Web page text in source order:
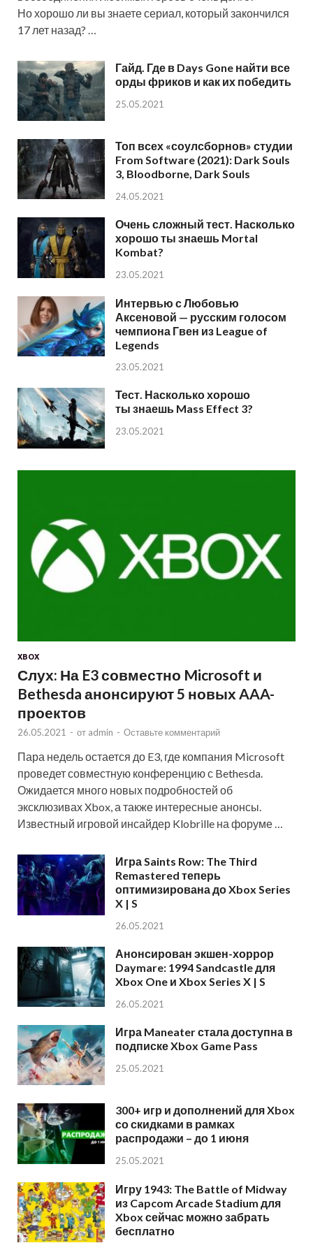
Но хорошо ли вы знаете сериал, который закончился
17 лет назад? …
Гайд. Где в Days Gone найти все
орды фриков и как их победить
25.05.2021
Топ всех «соулсборнов» студии
From Software (2021): Dark Souls
3, Bloodborne, Dark Souls
24.05.2021
Очень сложный тест. Насколько
хорошо ты знаешь Mortal
Kombat?
23.05.2021
Интервью с Любовью
Аксеновой — русским голосом
чемпиона Гвен из League of
Legends
23.05.2021
Тест. Насколько хорошо
ты знаешь Mass Effect 3?
23.05.2021
XBOX
Слух: На E3 совместно Microsoft и
Bethesda анонсируют 5 новых AAA-
проектов
26.05.2021 - от admin - Оставьте комментарий
Пара недель остается до E3, где компания Microsoft
проведет совместную конференцию с Bethesda.
Ожидается много новых подробностей об
эксклюзивах Xbox, а также интересные анонсы.
Известный игровой инсайдер Klobrille на форуме …
Игра Saints Row: The Third
Remastered теперь
оптимизирована до Xbox Series
X | S
26.05.2021
Анонсирован экшен-хоррор
Daymare: 1994 Sandcastle для
Xbox One и Xbox Series X | S
26.05.2021
Игра Maneater стала доступна в
подписке Xbox Game Pass
25.05.2021
300+ игр и дополнений для Xbox
со скидками в рамках
распродажи – до 1 июня
25.05.2021
Игру 1943: The Battle of Midway
из Capcom Arcade Stadium для
Xbox сейчас можно забрать
бесплатно